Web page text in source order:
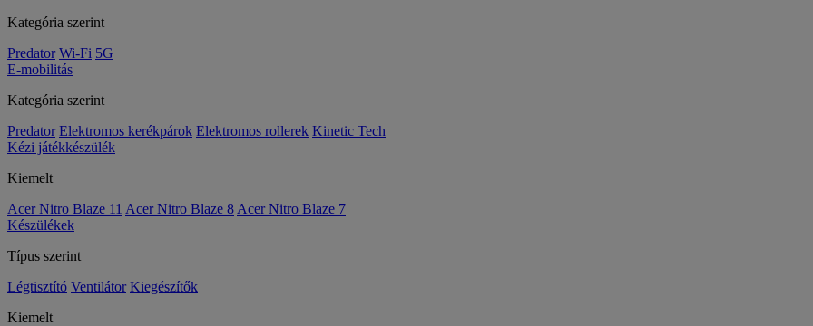
Kategória szerint
Predator Wi-Fi 5G
E-mobilitás
Kategória szerint
Predator Elektromos kerékpárok Elektromos rollerek Kinetic Tech
Kézi játékkészülék
Kiemelt
Acer Nitro Blaze 11 Acer Nitro Blaze 8 Acer Nitro Blaze 7
Készülékek
Típus szerint
Légtisztító Ventilátor Kiegészítők
Kiemelt